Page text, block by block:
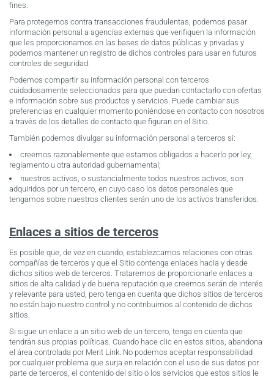
fines.
Para protegernos contra transacciones fraudulentas, podemos pasar
información personal a agencias externas que verifiquen la información
que les proporcionamos en las bases de datos públicas y privadas y
podemos mantener un registro de dichos controles para usar en futuros
controles de seguridad.
Podemos compartir su información personal con terceros
cuidadosamente seleccionados para que puedan contactarlo con ofertas
e información sobre sus productos y servicios. Puede cambiar sus
preferencias en cualquier momento poniéndose en contacto con nosotros
a través de los detalles de contacto que figuran en el Sitio.
También podemos divulgar su información personal a terceros si:
creemos razonablemente que estamos obligados a hacerlo por ley,
reglamento u otra autoridad gubernamental;
nuestros activos, o sustancialmente todos nuestros activos, son
adquiridos por un tercero, en cuyo caso los datos personales que
tengamos sobre nuestros clientes serán uno de los activos transferidos.
Enlaces a sitios de terceros
Es posible que, de vez en cuando, establezcamos relaciones con otras
compañías de terceros y que el Sitio contenga enlaces hacia y desde
dichos sitios web de terceros. Trataremos de proporcionarle enlaces a
sitios de alta calidad y de buena reputación que creemos serán de interés
y relevante para usted, pero tenga en cuenta que dichos sitios de terceros
no están bajo nuestro control y no contribuimos al contenido de dichos
sitios.
Si sigue un enlace a un sitio web de un tercero, tenga en cuenta que
tendrán sus propias políticas. Cuando hace clic en estos sitios, abandona
el área controlada por Merit Link. No podemos aceptar responsabilidad
por cualquier problema que surja en relación con el uso de sus datos por
parte de terceros, el contenido del sitio o los servicios que estos sitios le